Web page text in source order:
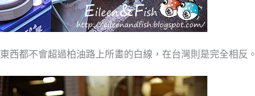
都不會超過柏油路上所畫的白線，在台灣則是完全相反。